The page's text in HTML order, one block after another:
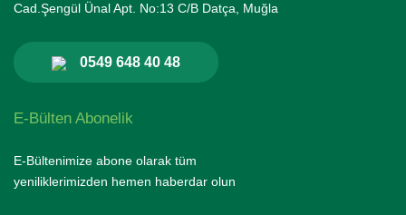
Cad.Şengül Ünal Apt. No:13 C/B Datça, Muğla
0549 648 40 48
E-Bülten Abonelik
E-Bültenimize abone olarak tüm
yeniliklerimizden hemen haberdar olun